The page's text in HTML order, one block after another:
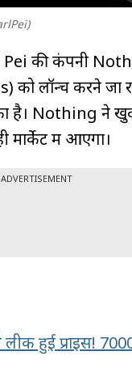
Pei की कंपनी
लॉन्च करने जा
है। Nothing ने
मार्केट में आएगा।
ADVERTISEMENT
हुई प्राइस!